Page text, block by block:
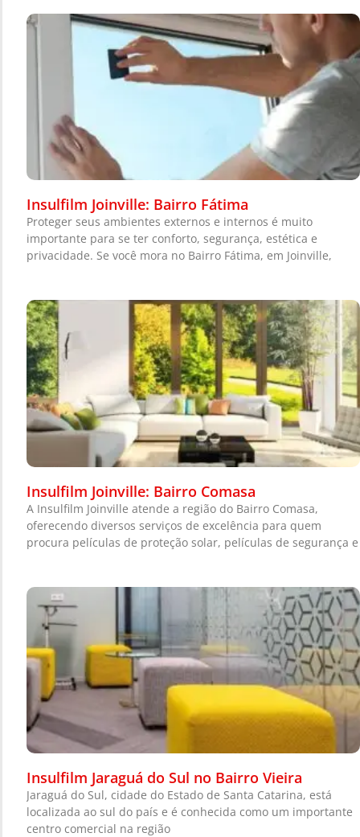
Insulfilm Joinville: Bairro Fátima
Proteger seus ambientes externos e internos é muito
importante para se ter conforto, segurança, estética e
privacidade. Se você mora no Bairro Fátima, em Joinville,
Insulfilm Joinville: Bairro Comasa
A Insulfilm Joinville atende a região do Bairro Comasa,
oferecendo diversos serviços de excelência para quem
procura películas de proteção solar, películas de segurança e
Insulfilm Jaraguá do Sul no Bairro Vieira
Jaraguá do Sul, cidade do Estado de Santa Catarina, está
localizada ao sul do país e é conhecida como um importante
centro comercial na região